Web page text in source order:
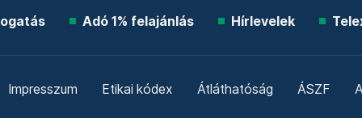
Adó 1% felajánlás Hírlevelek
Impresszum Etikai kódex Átláthatóság ÁSZF